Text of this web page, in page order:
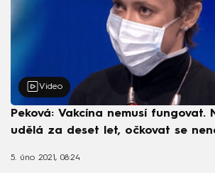
Video
Peková: Vakcína nemusí fungovat.
udělá za deset let, očkovat se
5. úno 2021, 08:24